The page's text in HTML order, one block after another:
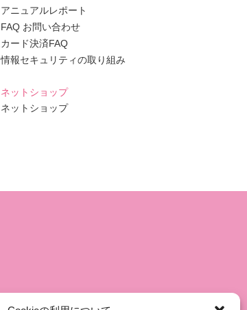
アニュアルレポート
FAQ お問い合わせ
カード決済FAQ
情報セキュリティの取り組み
ネットショップ
ネットショップ